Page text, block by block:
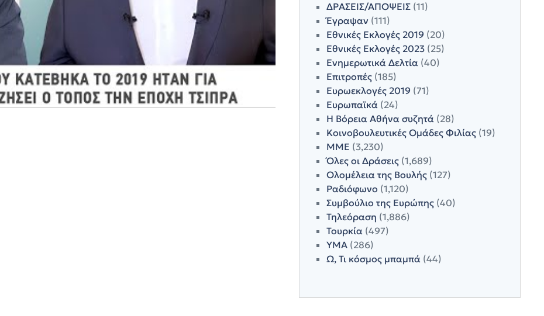
ΔΡΑΣΕΙΣ/ΑΠΟΨΕΙΣ(11)
Έγραψαν (111)
Εθνικές Εκλογές 2019 (20)
Εθνικές Εκλογές 2023(25)
Ενημερωτικά Δελτία(40)
Επιτροπές(185)
Ευρωεκλογές 2019 (71)
Ευρωπαϊκά(24)
Η Βόρεια Αθήνα συζητά(28)
Κοινοβουλευτικές Ομάδες Φιλίας(19)
ΜΜΕ (3,230)
Όλες οι Δράσεις(1,689)
Ολομέλεια της Βουλής(127)
Ραδιόφωνο (1,120)
Συμβούλιο της Ευρώπης(40)
Τηλεόραση (1,886)
Τουρκία(497)
ΥΜΑ(286)
Ω, Τι κόσμος μπαμπά(44)